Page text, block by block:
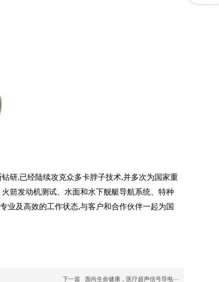
研,已经陆续攻克众多卡脖子技术,并多次为国家重
箭发动机测试、水面和水下舰艇导航系统、特种
业及高效的工作状态,与客户和合作伙伴一起为国
下一篇 面向生命健康，医疗超声信号导电···